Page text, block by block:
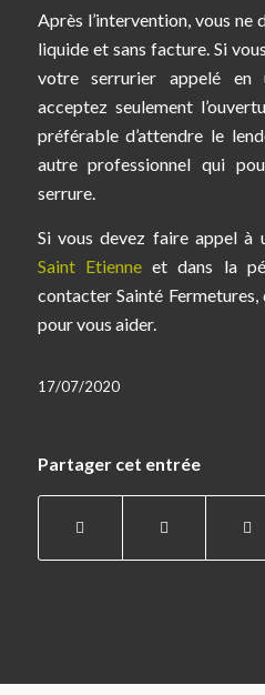
Après l’intervention, vous ne
liquide et sans facture. Si
votre serrurier appelé en
acceptez seulement
préférable d’attendre le
autre professionnel qui
serrure.
Si vous devez faire appel à
Saint Etienneet dans la
contacter Sainté
pour vous aider.
17/07/2020
Partager cet entrée